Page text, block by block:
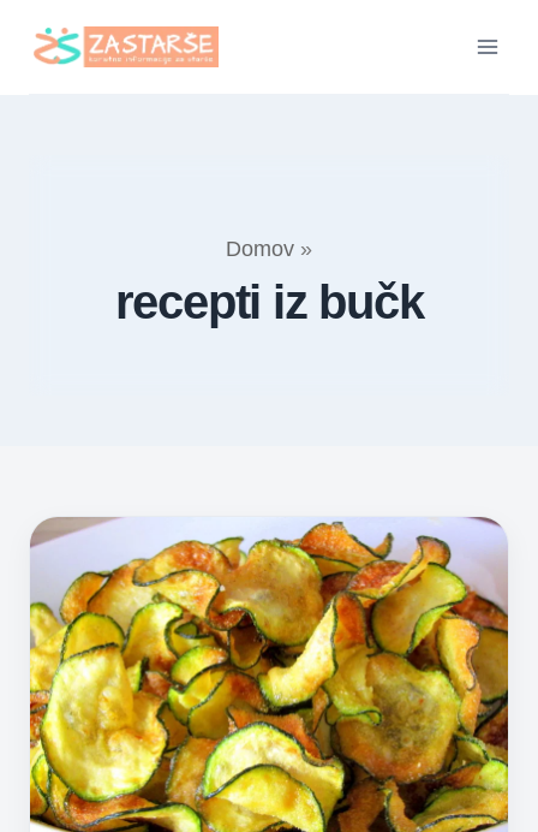
Domov »
recepti iz bučk